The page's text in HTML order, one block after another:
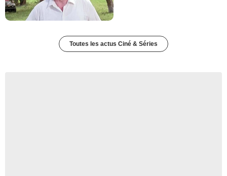
Toutes les actus Ciné & Séries